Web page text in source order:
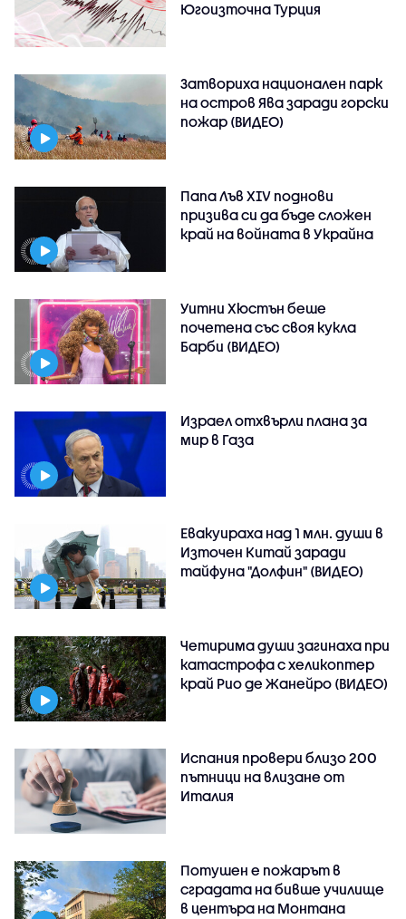
Югоизточна Турция
Затвориха национален парк
на остров Ява заради горски
пожар (ВИДЕО)
Папа Лъв XIV поднови
призива си да бъде сложен
край на войната в Украйна
Уитни Хюстън беше
почетена със своя кукла
Барби (ВИДЕО)
Израел отхвърли плана за
мир в Газа
Евакуираха над 1 млн. души в
Източен Китай заради
тайфуна "Долфин" (ВИДЕО)
Четирима души загинаха при
катастрофа с хеликоптер
край Рио де Жанейро (ВИДЕО)
Испания провери близо 200
пътници на влизане от
Италия
Потушен е пожарът в
сградата на бивше училище
в центъра на Монтана